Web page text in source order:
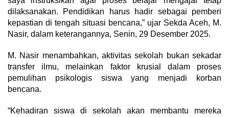
dilaksanakan. Pendidikan harus hadir sebagai pemberi
kepastian di tengah situasi bencana,” ujar Sekda Aceh, M.
Nasir, dalam keterangannya, Senin, 29 Desember 2025.
M. Nasir menambahkan, aktivitas sekolah bukan sekadar
transfer ilmu, melainkan faktor krusial dalam proses
pemulihan psikologis siswa yang menjadi korban
bencana.
“Kehadiran siswa di sekolah akan membantu mereka